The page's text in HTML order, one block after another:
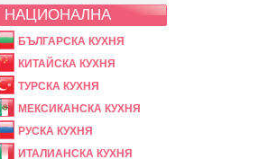
НАЦИОНАЛНА
БЪЛГАРСКА КУХНЯ
КИТАЙСКА КУХНЯ
ТУРСКА КУХНЯ
МЕКСИКАНСКА КУХНЯ
РУСКА КУХНЯ
ИТАЛИАНСКА КУХНЯ